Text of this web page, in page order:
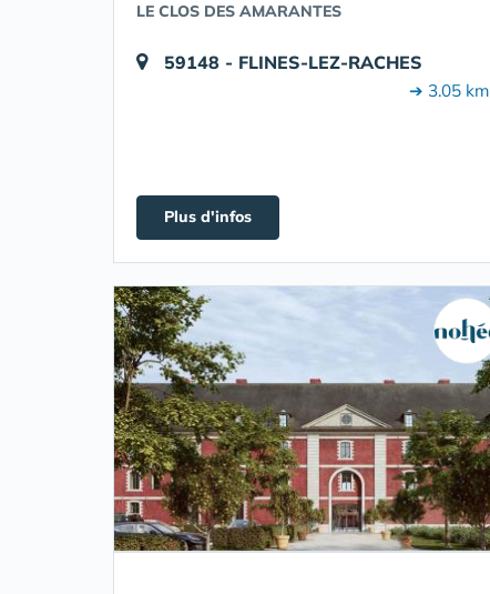
LE CLOS DES AMARANTES
59148 - FLINES-LEZ-RACHES
➔ 3.05 km
Plus d'infos